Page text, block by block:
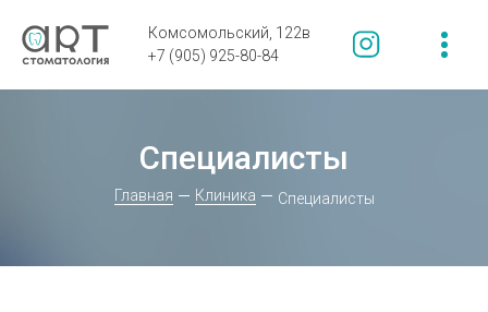
Комсомольский, 122в
+7 (905) 925-80-84
Специалисты
Главная Клиника Специалисты